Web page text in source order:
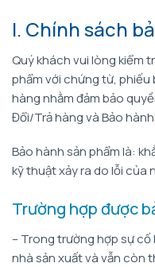
I. Chính sách
Quý khách vui lòng kiểm
phẩm với chứng từ,
hàng nhằm đảm bảo
Đổi/Trả hàng và Bảo
Bảo hành sản phẩm là:
kỹ thuật xảy ra do lỗi của
Trường hợp được
– Trong trường hợp sự
nhà sản xuất và vẫn còn